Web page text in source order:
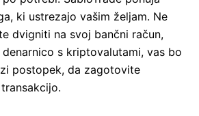
ki ustrezajo vašim željam. Ne
dvigniti na svoj bančni račun,
s kriptovalutami, vas bo
postopek, da zagotovite